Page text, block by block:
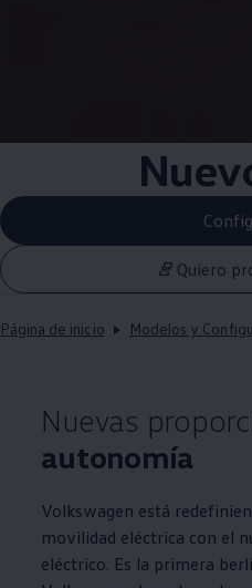
Quiero
Página de inicio Modelos y
Nuevas
autonomía
Volkswagen está
movilidad eléctrica con el
eléctrico. Es la primera